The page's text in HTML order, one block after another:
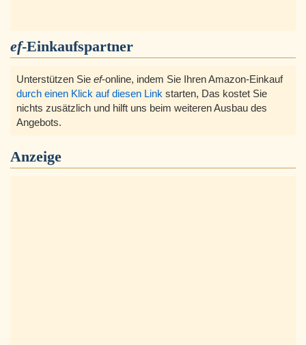
ef-Einkaufspartner
Unterstützen Sie ef-online, indem Sie Ihren Amazon-Einkauf
durch einen Klick auf diesen Link starten, Das kostet Sie
nichts zusätzlich und hilft uns beim weiteren Ausbau des
Angebots.
Anzeige